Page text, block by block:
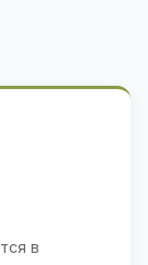
в